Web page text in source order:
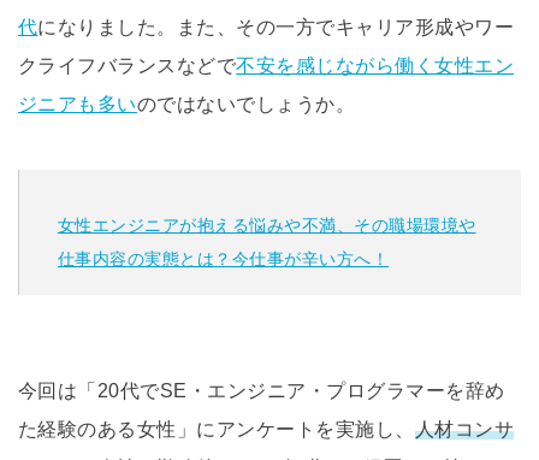
代になりました。また、その一方でキャリア形成やワー
クライフバランスなどで不安を感じながら働く女性エン
ジニアも多いのではないでしょうか。
女性エンジニアが抱える悩みや不満、その職場環境や
仕事内容の実態とは？今仕事が辛い方へ！
今回は「20代でSE・エンジニア・プログラマーを辞め
た経験のある女性」にアンケートを実施し、 人材コンサ